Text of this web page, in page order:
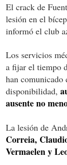
El crack de
lesión en el
informó el club
Los servicios
a fijar el tiempo
han comunicado
disponibilidad,
ausente no
La lesión de
Correia,
Vermaelen y